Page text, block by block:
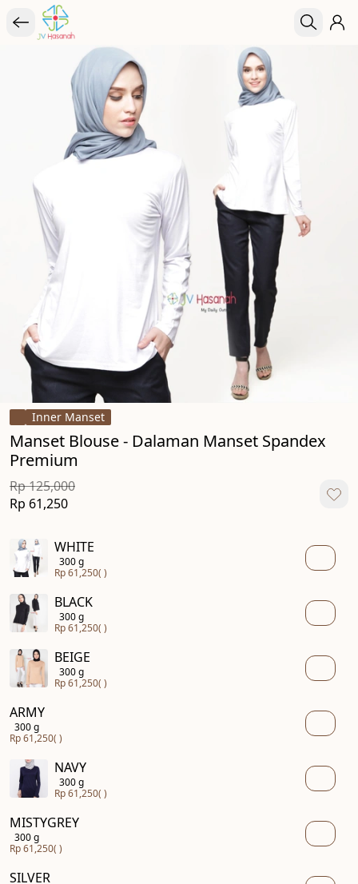
Inner Manset
Manset Blouse - Dalaman Manset Spandex
Premium
Rp 125,000
Rp 61,250
WHITE
300 g
Rp 61,250( )
BLACK
300 g
Rp 61,250( )
BEIGE
300 g
Rp 61,250( )
ARMY
300 g
Rp 61,250( )
NAVY
300 g
Rp 61,250( )
MISTYGREY
300 g
Rp 61,250( )
SILVER